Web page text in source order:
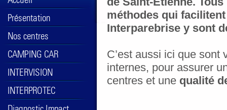
méthodes qui
Interparebrise y sont
C’est aussi ici que sont
internes, pour assurer
centres et une qualité